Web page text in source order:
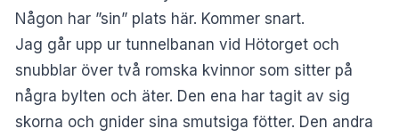
Någon har ”sin” plats här. Kommer snart.
Jag går upp ur tunnelbanan vid Hötorget och
snubblar över två romska kvinnor som sitter på
några bylten och äter. Den ena har tagit av sig
skorna och gnider sina smutsiga fötter. Den andra